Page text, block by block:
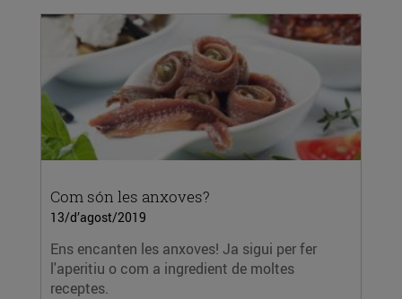
Com són les anxoves?
13/d’agost/2019
Ens encanten les anxoves! Ja sigui per fer
l'aperitiu o com a ingredient de moltes
receptes.